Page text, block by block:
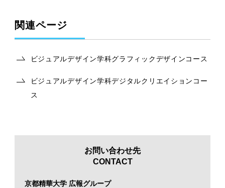
関連ページ
ビジュアルデザイン学科グラフィックデザインコース
ビジュアルデザイン学科デジタルクリエイションコー
ス
お問い合わせ先
CONTACT
京都精華大学 広報グループ